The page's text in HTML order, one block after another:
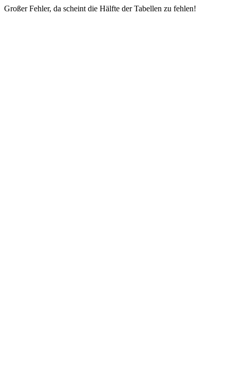
Großer Fehler, da scheint die Hälfte der Tabellen zu fehlen!